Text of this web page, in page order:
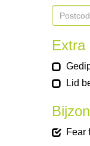
Extra
Lid
Fear